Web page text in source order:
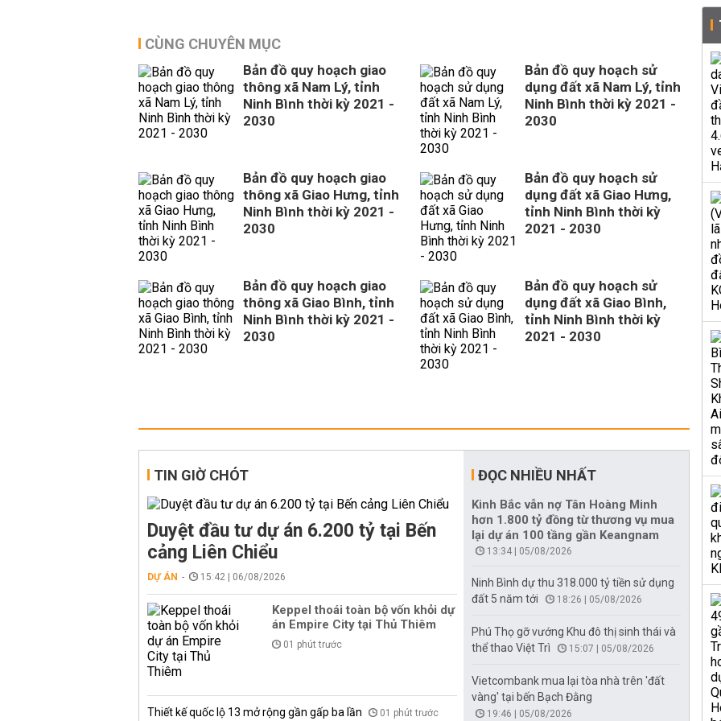
CÙNG CHUYÊN MỤC
Bản đồ quy hoạch giao
thông xã Nam Lý, tỉnh
Ninh Bình thời kỳ 2021 -
2030
Bản đồ quy hoạch sử
dụng đất xã Nam Lý, tỉnh
Ninh Bình thời kỳ 2021 -
2030
Bản đồ quy hoạch giao
thông xã Giao Hưng, tỉnh
Ninh Bình thời kỳ 2021 -
2030
Bản đồ quy hoạch sử
dụng đất xã Giao Hưng,
tỉnh Ninh Bình thời kỳ
2021 - 2030
Bản đồ quy hoạch giao
thông xã Giao Bình, tỉnh
Ninh Bình thời kỳ 2021 -
2030
Bản đồ quy hoạch sử
dụng đất xã Giao Bình,
tỉnh Ninh Bình thời kỳ
2021 - 2030
TIN GIỜ CHÓT
Duyệt đầu tư dự án 6.200 tỷ tại Bến
cảng Liên Chiểu
DỰ ÁN 15:42 | 06/08/2026
Keppel thoái toàn bộ vốn khỏi dự
án Empire City tại Thủ Thiêm
01 phút trước
Thiết kế quốc lộ 13 mở rộng gần gấp ba lần 01 phút trước
ĐỌC NHIỀU NHẤT
Kinh Bắc vẫn nợ Tân Hoàng Minh
hơn 1.800 tỷ đồng từ thương vụ mua
lại dự án 100 tầng gần Keangnam
13:34 | 05/08/2026
Ninh Bình dự thu 318.000 tỷ tiền sử dụng
đất 5 năm tới
18:26 | 05/08/2026
Phú Thọ gỡ vướng Khu đô thị sinh thái và
thể thao Việt Trì
15:07 | 05/08/2026
Vietcombank mua lại tòa nhà trên 'đất
vàng' tại bến Bạch Đằng
19:46 | 05/08/2026